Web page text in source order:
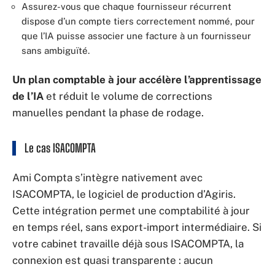
Assurez-vous que chaque fournisseur récurrent
dispose d’un compte tiers correctement nommé, pour
que l’IA puisse associer une facture à un fournisseur
sans ambiguïté.
Un plan comptable à jour accélère l’apprentissage
de l’IA et réduit le volume de corrections
manuelles pendant la phase de rodage.
Le cas ISACOMPTA
Ami Compta s’intègre nativement avec
ISACOMPTA, le logiciel de production d’Agiris.
Cette intégration permet une comptabilité à jour
en temps réel, sans export-import intermédiaire. Si
votre cabinet travaille déjà sous ISACOMPTA, la
connexion est quasi transparente : aucun